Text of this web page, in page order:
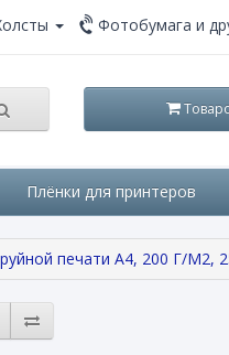
Фотобумага и
Плёнки для принтеров
печати A4, 200 Г/М2,